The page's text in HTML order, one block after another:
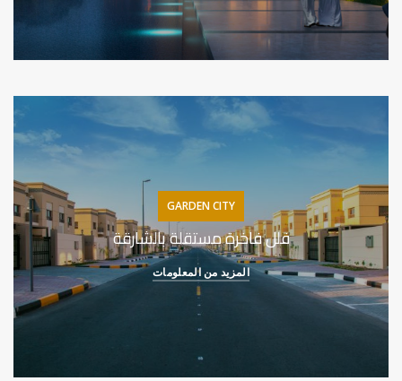
GARDEN CITY
فلل فاخرة مستقلة بالشارقة
المزيد من المعلومات